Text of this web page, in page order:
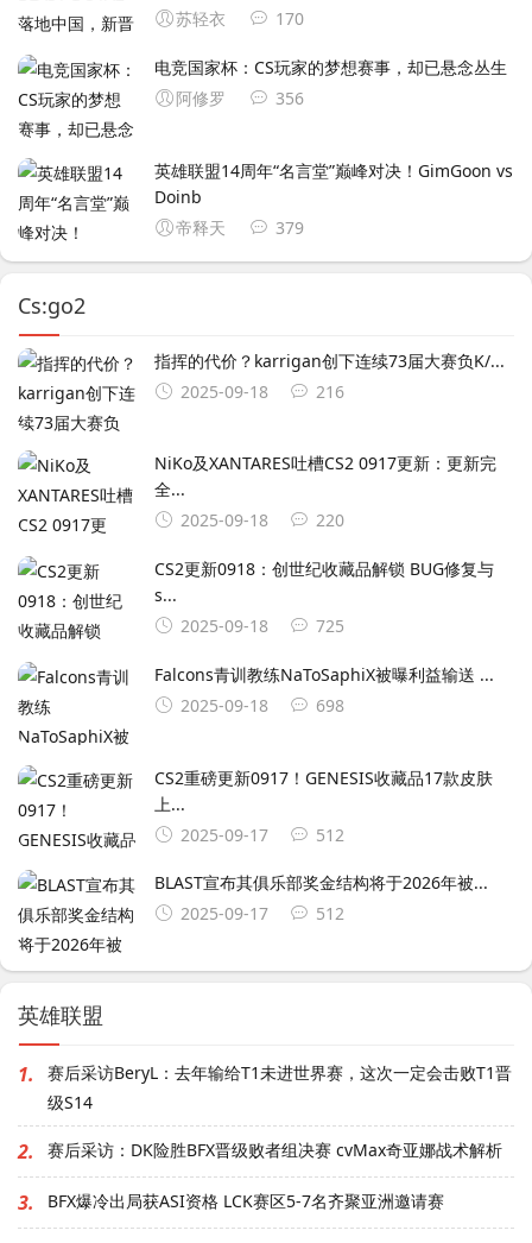
苏轻衣
170
电竞国家杯：CS玩家的梦想赛事，却已悬念丛生
阿修罗
356
英雄联盟14周年“名言堂”巅峰对决！GimGoon vs
Doinb
帝释天
379
Cs:go2
指挥的代价？karrigan创下连续73届大赛负K/...
2025-09-18
216
NiKo及XANTARES吐槽CS2 0917更新：更新完
全...
2025-09-18
220
CS2更新0918：创世纪收藏品解锁 BUG修复与
s...
2025-09-18
725
Falcons青训教练NaToSaphiX被曝利益输送 ...
2025-09-18
698
CS2重磅更新0917！GENESIS收藏品17款皮肤
上...
2025-09-17
512
BLAST宣布其俱乐部奖金结构将于2026年被...
2025-09-17
512
英雄联盟
1.
赛后采访BeryL：去年输给T1未进世界赛，这次一定会击败T1晋
级S14
2. 赛后采访：DK险胜BFX晋级败者组决赛 cvMax奇亚娜战术解析
3. BFX爆冷出局获ASI资格 LCK赛区5-7名齐聚亚洲邀请赛